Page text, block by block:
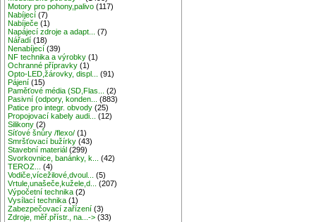
Motory pro pohony,palivo (117)
Nabíjecí (7)
Nabíječe (1)
Napájecí zdroje a adapt...
(7)
Nářadí (18)
Nenabíjecí (39)
NF technika a výrobky (1)
Ochranné přípravky (1)
Opto-LED,žárovky, displ...
(91)
Pájení (15)
Paměťové média (SD,Flas...
(2)
Pasivní (odpory, konden...
(883)
Patice pro integr. obvody (25)
Propojovací kabely audi...
(12)
Silikony (2)
Síťové šnůry /flexo/ (1)
Smršťovací bužírky (43)
Stavební materiál (299)
Svorkovnice, banánky, k...
(42)
TEROZ...
(4)
Vodiče,vícežilové,dvoul...
(5)
Vrtule,unašeče,kužele,d...
(207)
Výpočetní technika (2)
Vysílací technika (1)
Zabezpečovací zařízení (3)
Zdroje, měř.přístr., na...-> (33)